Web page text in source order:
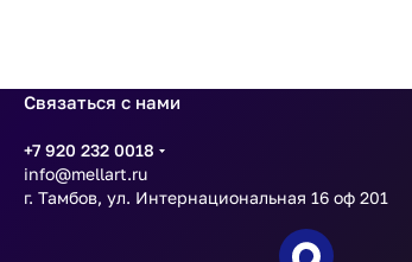
Связаться с нами
+7 920 232 0018
info@mellart.ru
г. Тамбов, ул. Интернациональная 16 оф 201